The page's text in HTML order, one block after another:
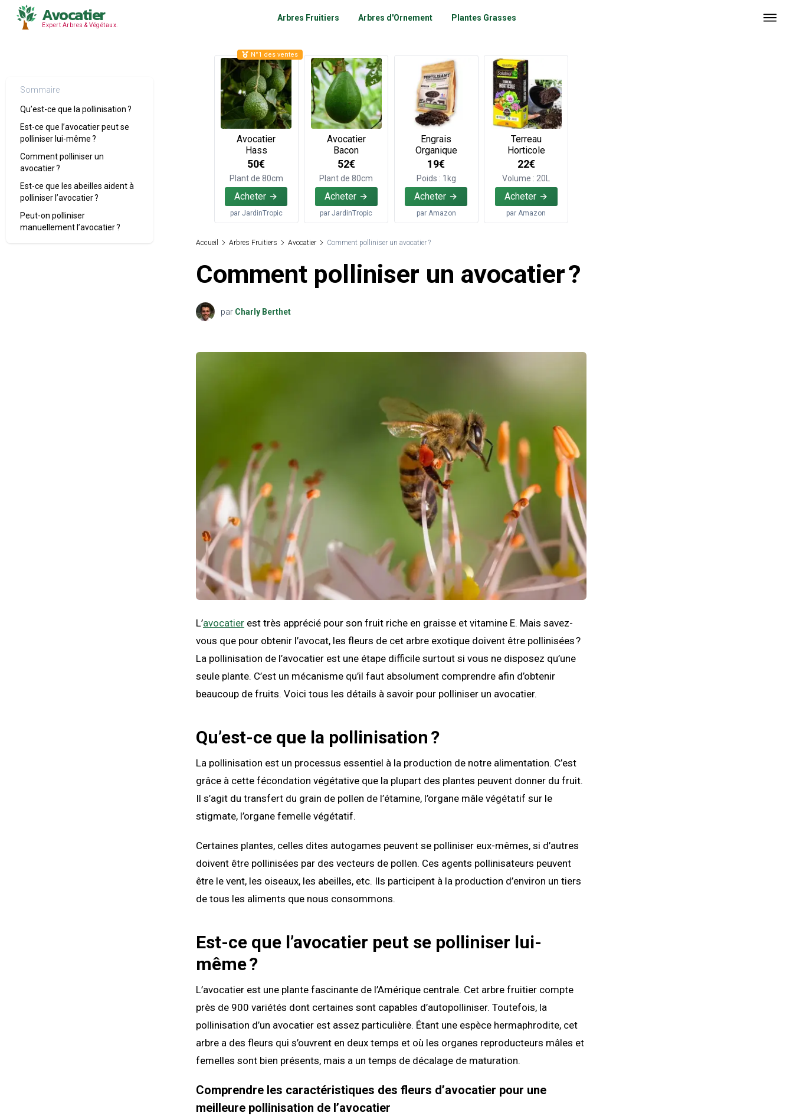
Avocatier
Expert Arbres & Végétaux.
Arbres Fruitiers Arbres d'Ornement Plantes Grasses
Sommaire
Qu’est-ce que la pollinisation ?
Est-ce que l’avocatier peut se
polliniser lui-même ?
Comment polliniser un
avocatier ?
Est-ce que les abeilles aident à
polliniser l’avocatier ?
Peut-on polliniser
manuellement l’avocatier ?
Avocatier
Hass
50€
Plant de 80cm
Acheter
par JardinTropic
N°1 des ventes
Avocatier
Bacon
52€
Plant de 80cm
Acheter
parJardinTropic
Engrais
Organique
19€
Poids : 1kg
Acheter
par Amazon
Terreau
Horticole
22€
Volume : 20L
Acheter
par Amazon
Accueil Arbres Fruitiers Avocatier Comment polliniser un avocatier ?
Comment polliniser un avocatier ?
par Charly Berthet
L’avocatier est très apprécié pour son fruit riche en graisse et vitamine E. Mais savez-
vous que pour obtenir l’avocat, les fleurs de cet arbre exotique doivent être pollinisées ?
La pollinisation de l’avocatier est une étape difficile surtout si vous ne disposez qu’une
seule plante. C’est un mécanisme qu’il faut absolument comprendre afin d’obtenir
beaucoup de fruits. Voici tous les détails à savoir pour polliniser un avocatier.
Qu’est-ce que la pollinisation ?
La pollinisation est un processus essentiel à la production de notre alimentation. C’est
grâce à cette fécondation végétative que la plupart des plantes peuvent donner du fruit.
Il s’agit du transfert du grain de pollen de l’étamine, l’organe mâle végétatif sur le
stigmate, l’organe femelle végétatif.
Certaines plantes, celles dites autogames peuvent se polliniser eux-mêmes, si d’autres
doivent être pollinisées par des vecteurs de pollen. Ces agents pollinisateurs peuvent
être le vent, les oiseaux, les abeilles, etc. Ils participent à la production d’environ un tiers
de tous les aliments que nous consommons.
Est-ce que l’avocatier peut se polliniser lui-
même ?
L’avocatier est une plante fascinante de l’Amérique centrale. Cet arbre fruitier compte
près de 900 variétés dont certaines sont capables d’autopolliniser. Toutefois, la
pollinisation d’un avocatier est assez particulière. Étant une espèce hermaphrodite, cet
arbre a des fleurs qui s’ouvrent en deux temps et où les organes reproducteurs mâles et
femelles sont bien présents, mais a un temps de décalage de maturation.
Comprendre les caractéristiques des fleurs d’avocatier pour une
meilleure pollinisation de l’avocatier